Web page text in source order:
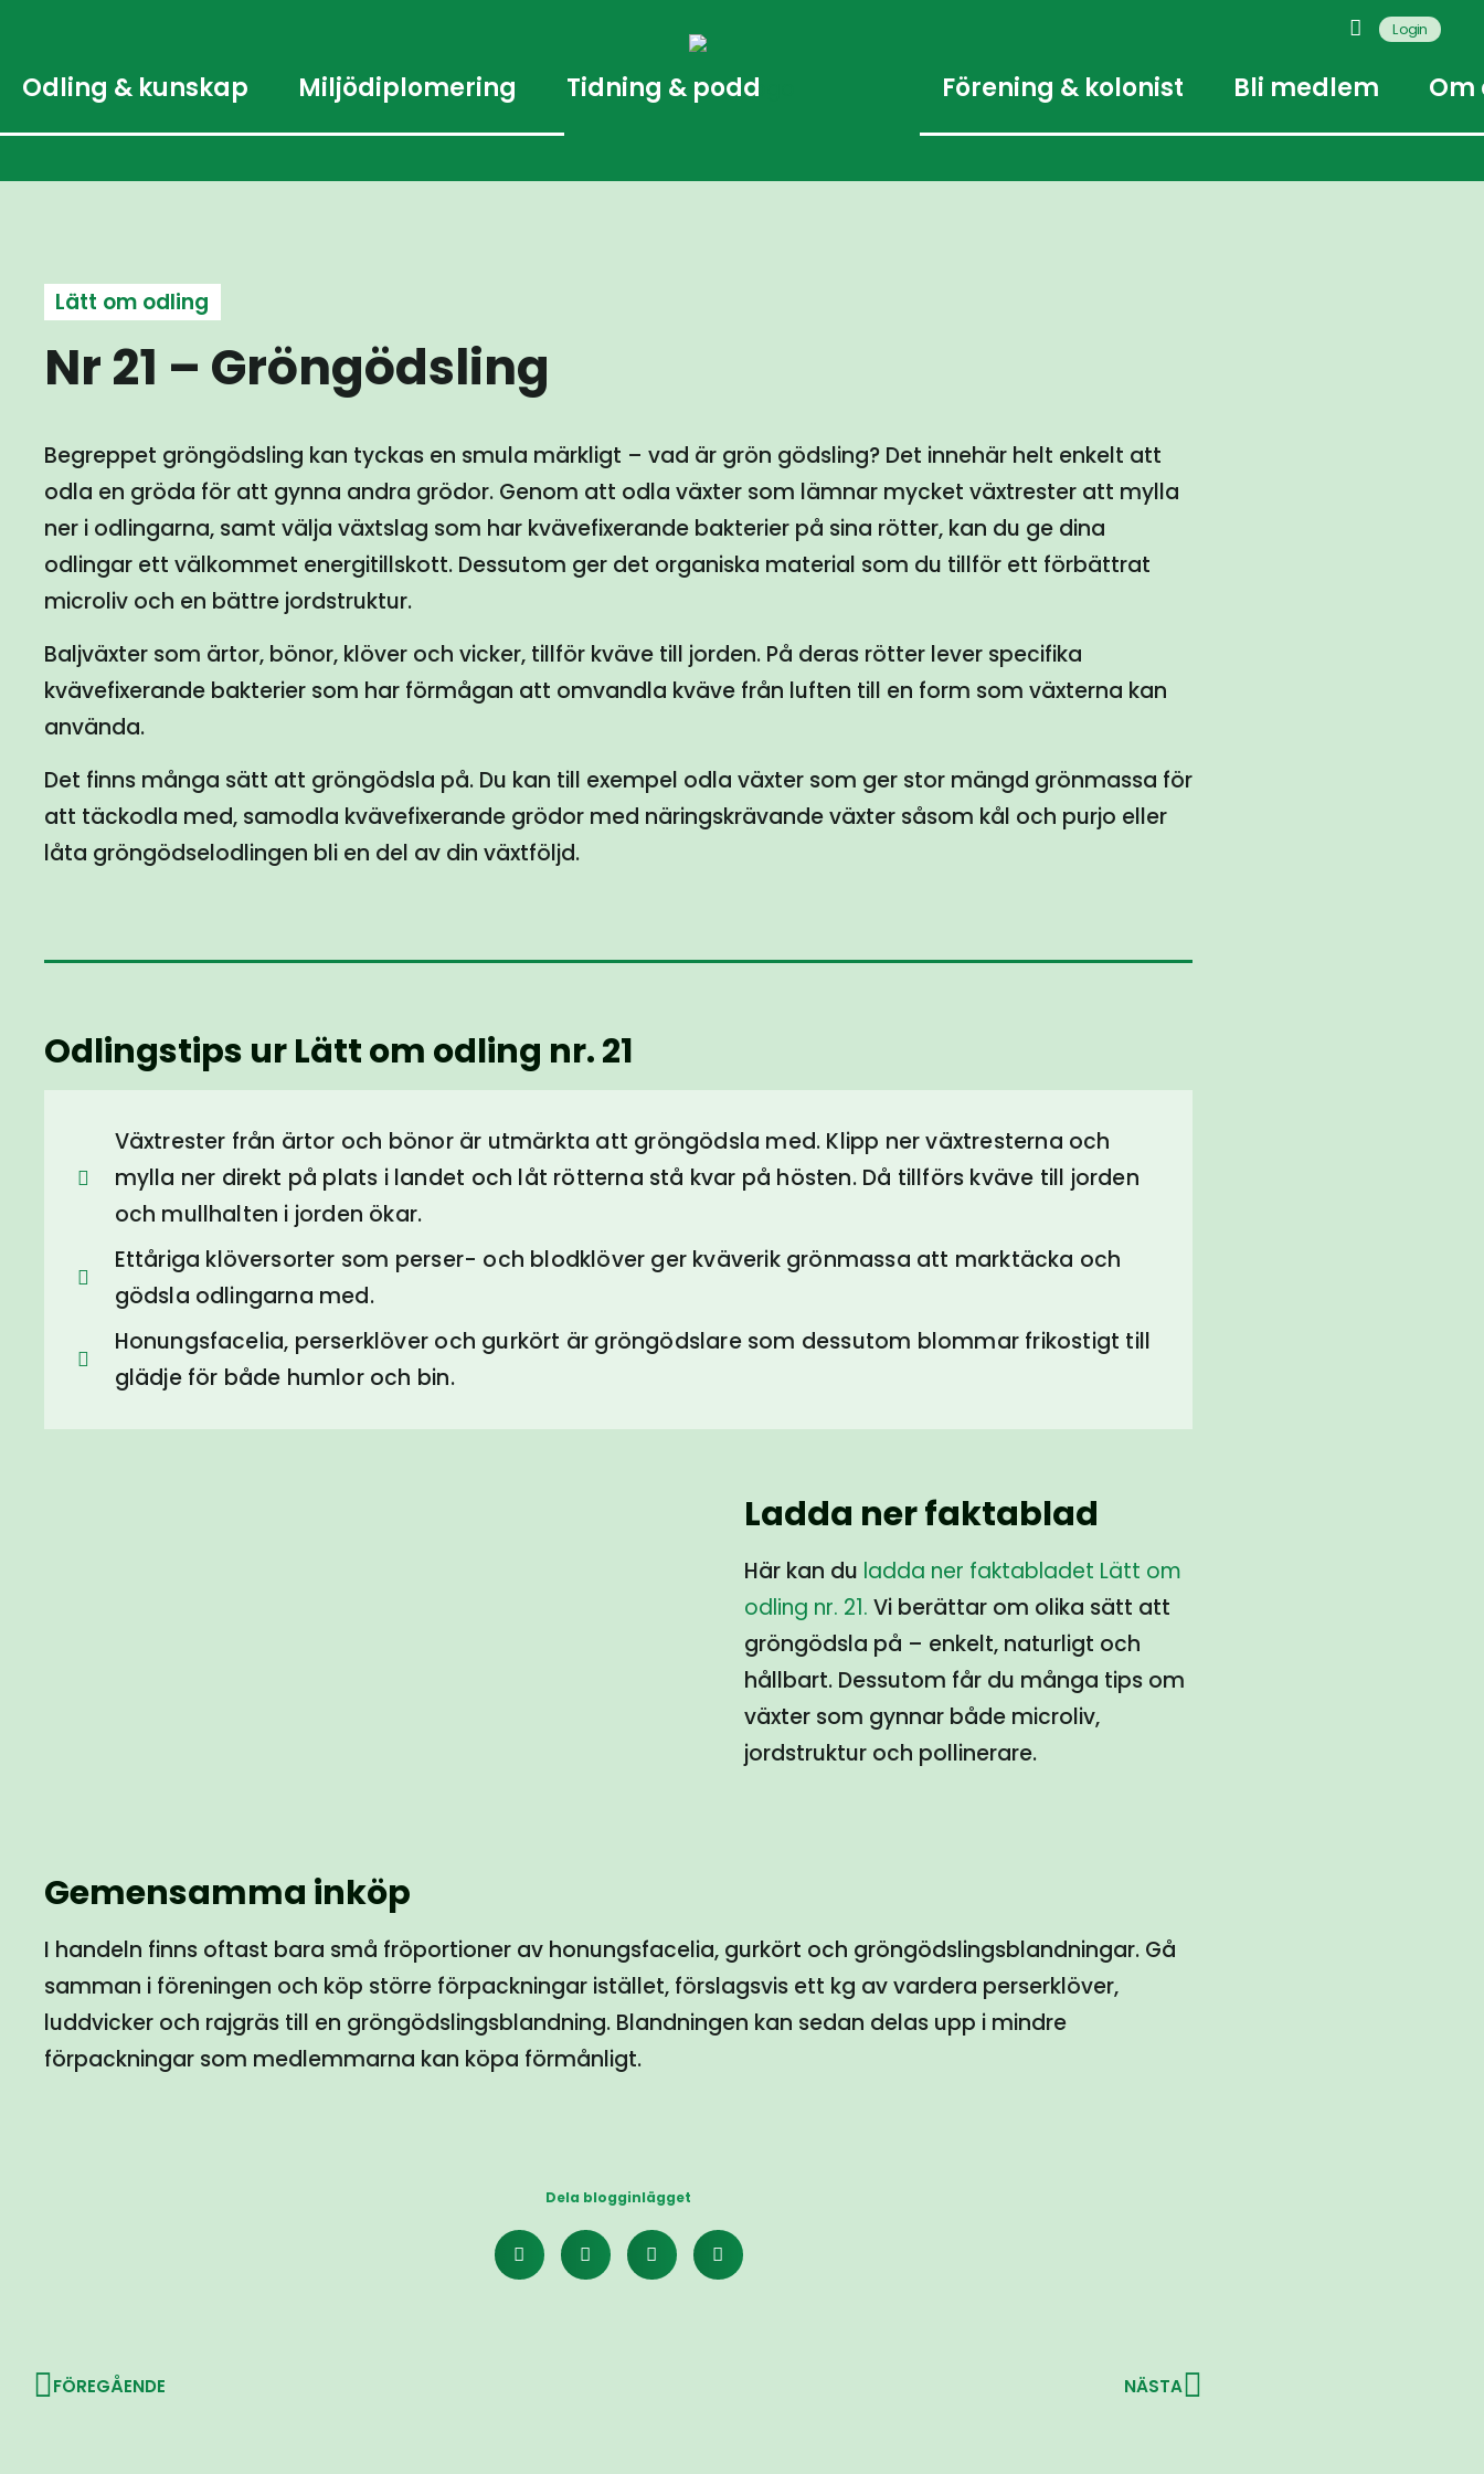
Login
Odling & kunskap Miljödiplomering Tidning & podd Förening & kolonist Bli medlem Om
Lätt om odling
Nr 21 – Gröngödsling
Begreppet gröngödsling kan tyckas en smula märkligt – vad är grön gödsling? Det innehär helt enkelt att
odla en gröda för att gynna andra grödor. Genom att odla växter som lämnar mycket växtrester att mylla
ner i odlingarna, samt välja växtslag som har kvävefixerande bakterier på sina rötter, kan du ge dina
odlingar ett välkommet energitillskott. Dessutom ger det organiska material som du tillför ett förbättrat
microliv och en bättre jordstruktur.
Baljväxter som ärtor, bönor, klöver och vicker, tillför kväve till jorden. På deras rötter lever specifika
kvävefixerande bakterier som har förmågan att omvandla kväve från luften till en form som växterna kan
använda.
Det finns många sätt att gröngödsla på. Du kan till exempel odla växter som ger stor mängd grönmassa för
att täckodla med, samodla kvävefixerande grödor med näringskrävande växter såsom kål och purjo eller
låta gröngödselodlingen bli en del av din växtföljd.
Odlingstips ur Lätt om odling nr. 21
Växtrester från ärtor och bönor är utmärkta att gröngödsla med. Klipp ner växtresterna och
mylla ner direkt på plats i landet och låt rötterna stå kvar på hösten. Då tillförs kväve till jorden
och mullhalten i jorden ökar.
Ettåriga klöversorter som perser- och blodklöver ger kväverik grönmassa att marktäcka och
gödsla odlingarna med.
Honungsfacelia, perserklöver och gurkört är gröngödslare som dessutom blommar frikostigt till
glädje för både humlor och bin.
Ladda ner faktablad
Här kan du ladda ner faktabladet Lätt om
odling nr. 21. Vi berättar om olika sätt att
gröngödsla på – enkelt, naturligt och
hållbart. Dessutom får du många tips om
växter som gynnar både microliv,
jordstruktur och pollinerare.
Gemensamma inköp
I handeln finns oftast bara små fröportioner av honungsfacelia, gurkört och gröngödslingsblandningar. Gå
samman i föreningen och köp större förpackningar istället, förslagsvis ett kg av vardera perserklöver,
luddvicker och rajgräs till en gröngödslingsblandning. Blandningen kan sedan delas upp i mindre
förpackningar som medlemmarna kan köpa förmånligt.
Dela blogginlägget
FÖREGÅENDE NÄSTA